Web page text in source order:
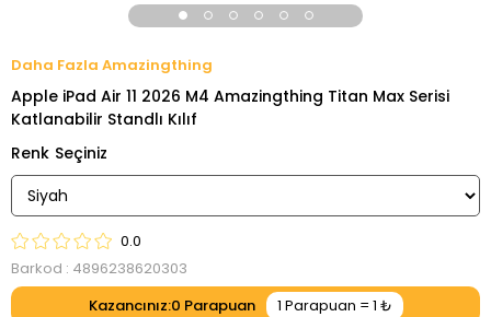
Amazingthing
Apple iPad Air 11 2026 M4 Amazingthing Titan Max Serisi
Katlanabilir Standlı Kılıf
Renk
0.0
Barkod : 4896238620303
Kazancınız:0